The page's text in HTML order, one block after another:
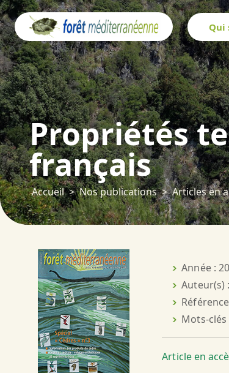
Qui
Propriétés
français
Accueil Nos publications Articles en
Année :
Auteur(s) :
Mots-clés
Article en
Panneau de gestion des cookies